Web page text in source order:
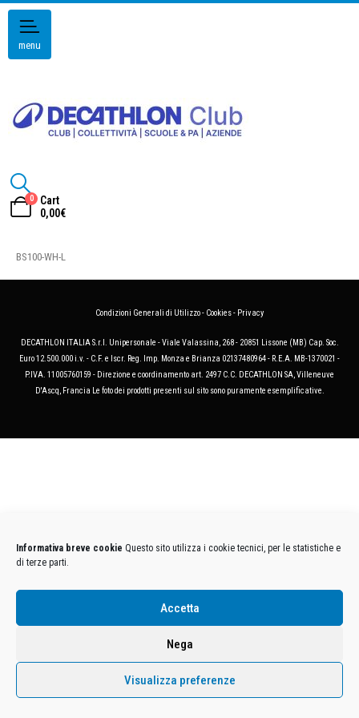
Informativa breve cookie Questo sito utilizza i cookie tecnici, per le statistiche e
di terze parti.
Accetta
Nega
Visualizza preferenze
menu
0
Cart
0,00€
BS100-WH-L
Condizioni Generali di Utilizzo- Cookies- Privacy
DECATHLON ITALIA S.r.l. Unipersonale - Viale Valassina, 268 - 20851 Lissone (MB) Cap. Soc.
Euro 12.500.000 i.v. - C.F. e Iscr. Reg. Imp. Monza e Brianza 02137480964 - R.E.A. MB-1370021 -
P.IVA. 11005760159 - Direzione e coordinamento art. 2497 C.C. DECATHLON SA, Villeneuve
D'Ascq, Francia Le foto dei prodotti presenti sul sito sono puramente esemplificative.